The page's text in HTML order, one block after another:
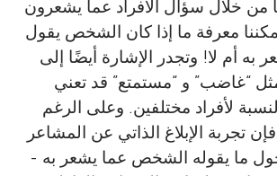
من خلال سؤال الأفراد عما يشعرون
يمكننا معرفة ما إذا كان الشخص يقول
به أم لا! وتجدر الإشارة أيضًا إلى
“غاضب” و “مستمتع” قد تعني
لأفراد مختلفين. وعلى الرغم
تجربة الإبلاغ الذاتي عن المشاعر
ما يقوله الشخص عما يشعر به -